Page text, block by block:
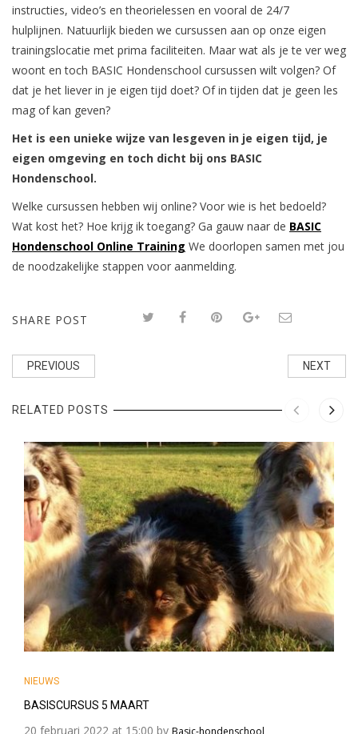
instructies, video’s en theorielessen en vooral de 24/7
hulplijnen. Natuurlijk bieden we cursussen aan op onze eigen
trainingslocatie met prima faciliteiten. Maar wat als je te ver weg
woont en toch BASIC Hondenschool cursussen wilt volgen? Of
dat je het liever in je eigen tijd doet? Of in tijden dat je geen les
mag of kan geven?
Het is een unieke wijze van lesgeven in je eigen tijd, je
eigen omgeving en toch dicht bij ons BASIC
Hondenschool.
Welke cursussen hebben wij online? Voor wie is het bedoeld?
Wat kost het? Hoe krijg ik toegang? Ga gauw naar de BASIC
Hondenschool Online Training We doorlopen samen met jou
de noodzakelijke stappen voor aanmelding.
SHARE POST
PREVIOUS NEXT
RELATED POSTS
NIEUWS
BASISCURSUS 5 MAART
20 februari 2022 at 15:00 by Basic-hondenschool